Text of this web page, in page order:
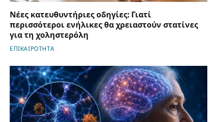
Νέες κατευθυντήριες οδηγίες: Γιατί
περισσότεροι ενήλικες θα χρειαστούν στατίνες
για τη χοληστερόλη
ΕΠΙΚΑΙΡΟΤΗΤΑ